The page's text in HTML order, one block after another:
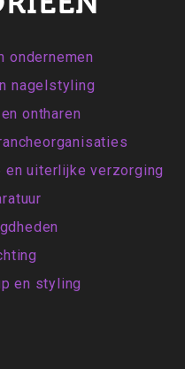
ondernemen
nagelstyling
ontharen
en uiterlijke verzorging
en styling